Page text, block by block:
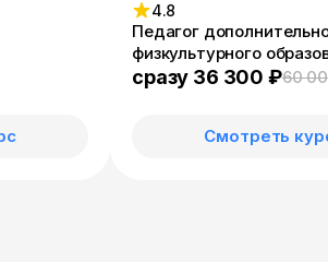
4.8
Педагог
физкультурного
Инструктор по спорту
сразу 36 300 ₽60
Смотреть